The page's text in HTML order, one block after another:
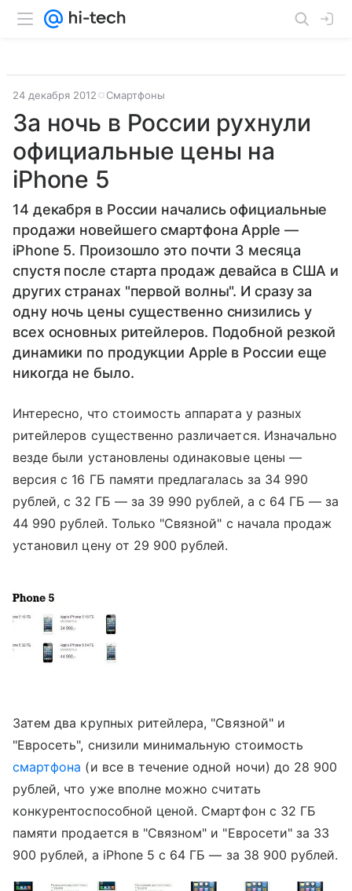
24 декабря 2012 Смартфоны
За ночь в России рухнули
официальные цены на
iPhone 5
14 декабря в России начались официальные
продажи новейшего смартфона Apple —
iPhone 5. Произошло это почти 3 месяца
спустя после старта продаж девайса в США и
других странах "первой волны". И сразу за
одну ночь цены существенно снизились у
всех основных ритейлеров. Подобной резкой
динамики по продукции Apple в России еще
никогда не было.
Интересно, что стоимость аппарата у разных
ритейлеров существенно различается. Изначально
везде были установлены одинаковые цены —
версия с 16 ГБ памяти предлагалась за 34 990
рублей, с 32 ГБ — за 39 990 рублей, а с 64 ГБ — за
44 990 рублей. Только "Связной" с начала продаж
установил цену от 29 900 рублей.
Затем два крупных ритейлера, "Связной" и
"Евросеть", снизили минимальную стоимость
смартфона (и все в течение одной ночи) до 28 900
рублей, что уже вполне можно считать
конкурентоспособной ценой. Смартфон с 32 ГБ
памяти продается в "Связном" и "Евросети" за 33
900 рублей, а iPhone 5 с 64 ГБ — за 38 900 рублей.